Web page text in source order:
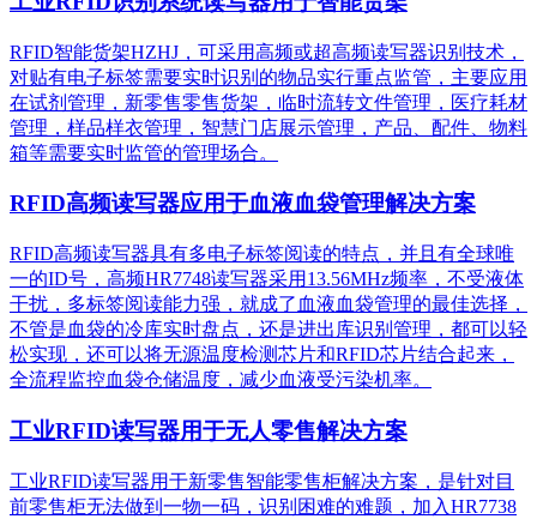
RFID智能货架HZHJ，可采用高频或超高频读写器识别技术，
对贴有电子标签需要实时识别的物品实行重点监管，主要应用
在试剂管理，新零售零售货架，临时流转文件管理，医疗耗材
管理，样品样衣管理，智慧门店展示管理，产品、配件、物料
箱等需要实时监管的管理场合。
RFID高频读写器应用于血液血袋管理解决方案
RFID高频读写器具有多电子标签阅读的特点，并且有全球唯
一的ID号，高频HR7748读写器采用13.56MHz频率，不受液体
干扰，多标签阅读能力强，就成了血液血袋管理的最佳选择，
不管是血袋的冷库实时盘点，还是进出库识别管理，都可以轻
松实现，还可以将无源温度检测芯片和RFID芯片结合起来，
全流程监控血袋仓储温度，减少血液受污染机率。
工业RFID读写器用于无人零售解决方案
工业RFID读写器用于新零售智能零售柜解决方案，是针对目
前零售柜无法做到一物一码，识别困难的难题，加入HR7738